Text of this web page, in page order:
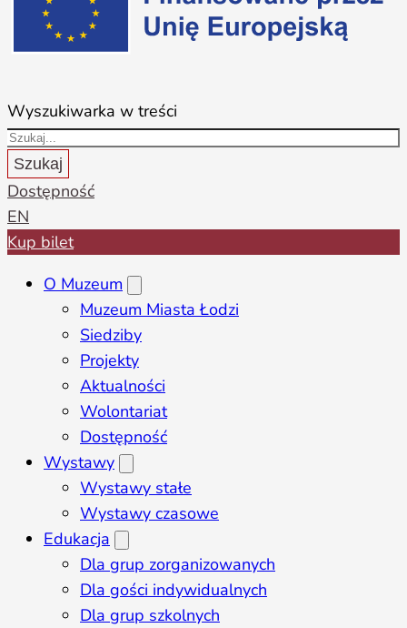
Wyszukiwarka w treści
Szukaj
Dostępność
EN
Kup bilet
O Muzeum
Muzeum Miasta Łodzi
Siedziby
Projekty
Aktualności
Wolontariat
Dostępność
Wystawy
Wystawy stałe
Wystawy czasowe
Edukacja
Dla grup zorganizowanych
Dla gości indywidualnych
Dla grup szkolnych